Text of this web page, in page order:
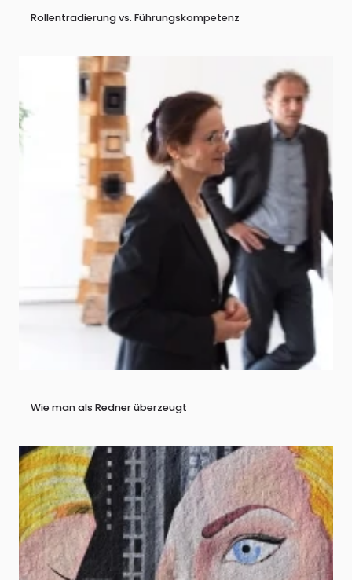
Rollentradierung vs. Führungskompetenz
Wie man als Redner überzeugt